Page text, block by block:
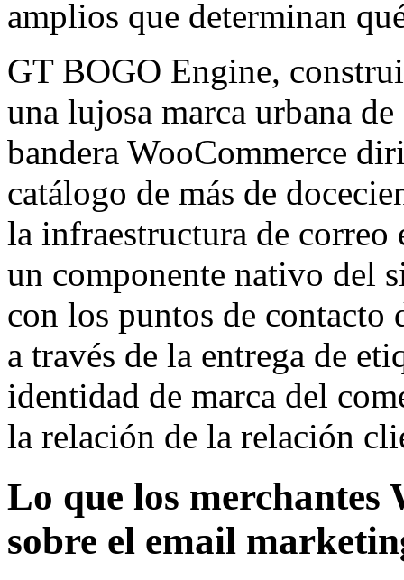
amplios que determinan
GT BOGO Engine,
una lujosa marca urbana
bandera WooCommerce
catálogo de más de
la infraestructura de
un componente nativo del
con los puntos de contacto
a través de la entrega de
identidad de marca del
la relación de la relación
Lo que los merchantes
sobre el email